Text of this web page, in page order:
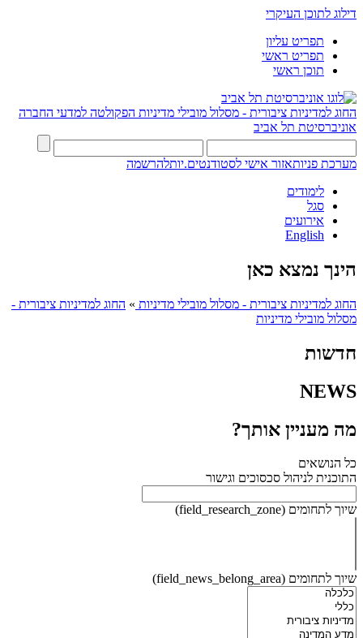
דילוג לתוכן העיקרי
תפריט עליון
תפריט ראשי
תוכן ראשי
החוג למדיניות ציבורית - מסלול מובילי מדיניות הפקולטה למדעי החברה
אוניברסיטת תל אביב
מערכת פניותאזור אישי לסטודנטים.יותלהרשמה
לימודים
סגל
אירועים
English
הינך נמצא כאן
החוג למדיניות ציבורית - מסלול מובילי מדיניות » החוג למדיניות ציבורית -
מסלול מובילי מדיניות
חדשות
NEWS
מה מעניין אותך?
כל הנושאים
התוכנית לניהול סכסוכים וגישור
שיוך לתחומים (field_research_zone)
שיוך לתחומים (field_news_belong_area)